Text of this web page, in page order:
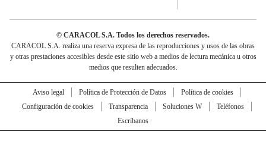
© CARACOL S.A. Todos los derechos reservados.
CARACOL S.A. realiza una reserva expresa de las reproducciones y usos de las obras
y otras prestaciones accesibles desde este sitio web a medios de lectura mecánica u otros
medios que resulten adecuados.
Aviso legal Política de Protección de Datos
Política de cookies
Configuración de cookies
Transparencia Soluciones W
Teléfonos
Escríbanos